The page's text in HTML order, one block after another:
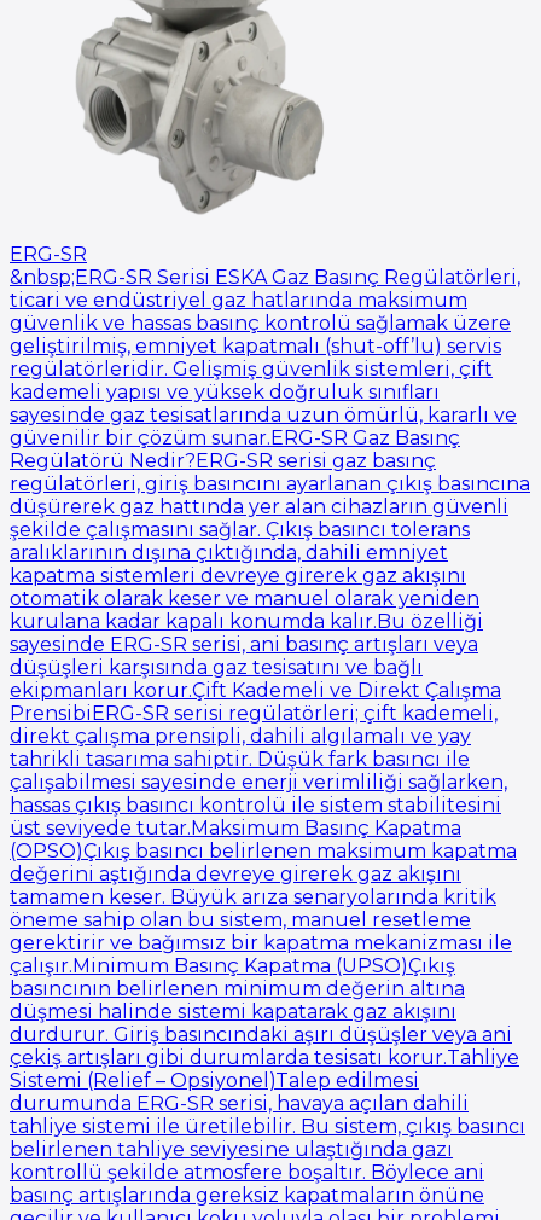
ERG-SR
&nbsp;ERG-SR Serisi ESKA Gaz Basınç Regülatörleri,
ticari ve endüstriyel gaz hatlarında maksimum
güvenlik ve hassas basınç kontrolü sağlamak üzere
geliştirilmiş, emniyet kapatmalı (shut-off’lu) servis
regülatörleridir. Gelişmiş güvenlik sistemleri, çift
kademeli yapısı ve yüksek doğruluk sınıfları
sayesinde gaz tesisatlarında uzun ömürlü, kararlı ve
güvenilir bir çözüm sunar.ERG-SR Gaz Basınç
Regülatörü Nedir?ERG-SR serisi gaz basınç
regülatörleri, giriş basıncını ayarlanan çıkış basıncına
düşürerek gaz hattında yer alan cihazların güvenli
şekilde çalışmasını sağlar. Çıkış basıncı tolerans
aralıklarının dışına çıktığında, dahili emniyet
kapatma sistemleri devreye girerek gaz akışını
otomatik olarak keser ve manuel olarak yeniden
kurulana kadar kapalı konumda kalır.Bu özelliği
sayesinde ERG-SR serisi, ani basınç artışları veya
düşüşleri karşısında gaz tesisatını ve bağlı
ekipmanları korur.Çift Kademeli ve Direkt Çalışma
PrensibiERG-SR serisi regülatörleri; çift kademeli,
direkt çalışma prensipli, dahili algılamalı ve yay
tahrikli tasarıma sahiptir. Düşük fark basıncı ile
çalışabilmesi sayesinde enerji verimliliği sağlarken,
hassas çıkış basıncı kontrolü ile sistem stabilitesini
üst seviyede tutar.Maksimum Basınç Kapatma
(OPSO)Çıkış basıncı belirlenen maksimum kapatma
değerini aştığında devreye girerek gaz akışını
tamamen keser. Büyük arıza senaryolarında kritik
öneme sahip olan bu sistem, manuel resetleme
gerektirir ve bağımsız bir kapatma mekanizması ile
çalışır.Minimum Basınç Kapatma (UPSO)Çıkış
basıncının belirlenen minimum değerin altına
düşmesi halinde sistemi kapatarak gaz akışını
durdurur. Giriş basıncındaki aşırı düşüşler veya ani
çekiş artışları gibi durumlarda tesisatı korur.Tahliye
Sistemi (Relief – Opsiyonel)Talep edilmesi
durumunda ERG-SR serisi, havaya açılan dahili
tahliye sistemi ile üretilebilir. Bu sistem, çıkış basıncı
belirlenen tahliye seviyesine ulaştığında gazı
kontrollü şekilde atmosfere boşaltır. Böylece ani
basınç artışlarında gereksiz kapatmaların önüne